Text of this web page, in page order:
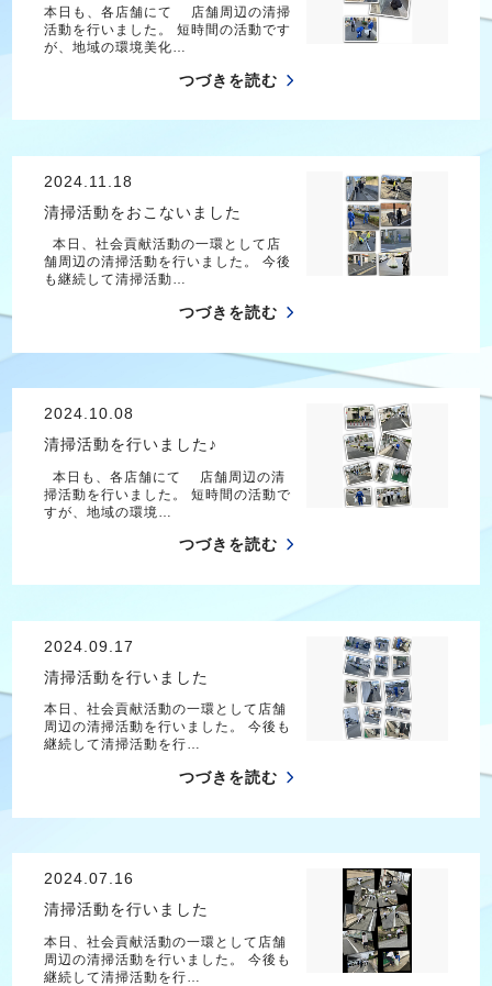
本日も、各店舗にて 店舗周辺の清掃
活動を行いました。 短時間の活動です
が、地域の環境美化…
つづきを読む
2024.11.18
清掃活動をおこないました
本日、社会貢献活動の一環として店
舗周辺の清掃活動を行いました。 今後
も継続して清掃活動…
つづきを読む
2024.10.08
清掃活動を行いました♪
本日も、各店舗にて 店舗周辺の清
掃活動を行いました。 短時間の活動で
すが、地域の環境…
つづきを読む
2024.09.17
清掃活動を行いました
本日、社会貢献活動の一環として店舗
周辺の清掃活動を行いました。 今後も
継続して清掃活動を行…
つづきを読む
2024.07.16
清掃活動を行いました
本日、社会貢献活動の一環として店舗
周辺の清掃活動を行いました。 今後も
継続して清掃活動を行…